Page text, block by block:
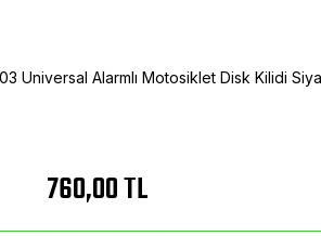
Universal Alarmlı Motosiklet Disk Kilidi
760,00 TL